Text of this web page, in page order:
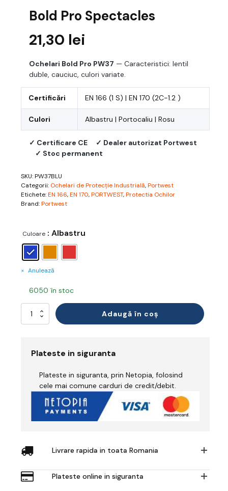
Bold Pro Spectacles
21,30 lei
Ochelari Bold Pro PW37 — Caracteristici: lentil
duble, cauciuc, culori variate.
Certificări EN 166 (1 S) | EN 170 (2C-1.2 )
Culori Albastru | Portocaliu | Rosu
✓ Certificare CE
✓ Dealer autorizat Portwest
✓ Stoc permanent
SKU:PW37BLU
Categorii: Ochelari de Protecție Industrială,Portwest
Etichete:EN 166,EN 170,PORTWEST,Protectia Ochilor
Brand:Portwest
Culoare : Albastru
Anulează
6050 în stoc
Cantitate
Bold
Adaugă în coș
Plateste in siguranta
Plateste in siguranta, prin Netopia, folosind
cele mai comune carduri de credit/debit.
Livrare rapida in toata Romania
Plateste online in siguranta